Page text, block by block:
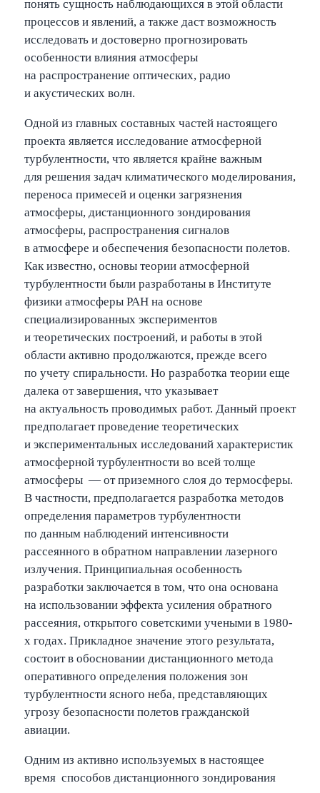
понять сущность наблюдающихся в этой области
процессов и явлений, а также даст возможность
исследовать и достоверно прогнозировать
особенности влияния атмосферы
на распространение оптических, радио
и акустических волн.
Одной из главных составных частей настоящего
проекта является исследование атмосферной
турбулентности, что является крайне важным
для решения задач климатического моделирования,
переноса примесей и оценки загрязнения
атмосферы, дистанционного зондирования
атмосферы, распространения сигналов
в атмосфере и обеспечения безопасности полетов.
Как известно, основы теории атмосферной
турбулентности были разработаны в Институте
физики атмосферы РАН на основе
специализированных экспериментов
и теоретических построений, и работы в этой
области активно продолжаются, прежде всего
по учету спиральности. Но разработка теории еще
далека от завершения, что указывает
на актуальность проводимых работ. Данный проект
предполагает проведение теоретических
и экспериментальных исследований характеристик
атмосферной турбулентности во всей толще
атмосферы — от приземного слоя до термосферы.
В частности, предполагается разработка методов
определения параметров турбулентности
по данным наблюдений интенсивности
рассеянного в обратном направлении лазерного
излучения. Принципиальная особенность
разработки заключается в том, что она основана
на использовании эффекта усиления обратного
рассеяния, открытого советскими учеными в 1980-
х годах. Прикладное значение этого результата,
состоит в обосновании дистанционного метода
оперативного определения положения зон
турбулентности ясного неба, представляющих
угрозу безопасности полетов гражданской
авиации.
Одним из активно используемых в настоящее
время способов дистанционного зондирования